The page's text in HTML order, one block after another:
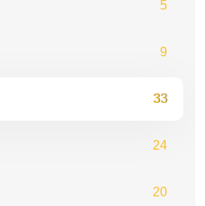
5
9
33
24
20